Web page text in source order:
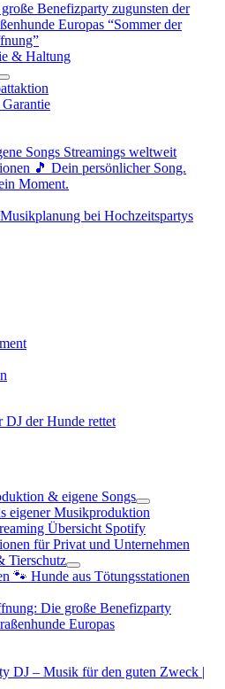
Benefizparty zugunsten der
Europas “Sommer der
& Haltung
Songs Streamings weltweit
🎵 Dein persönlicher Song.
Moment.
bei Hochzeitspartys
& eigene Songs
eigener Musikproduktion
Übersicht Spotify
für Privat und Unternehmen
Tierschutz
🐾 Hunde aus Tötungsstationen
Die große Benefizparty
Europas
DJ – Musik für den guten Zweck |